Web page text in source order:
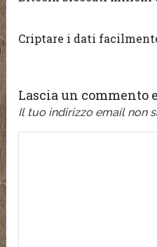
Criptare i dati
Lascia un commento
Il tuo indirizzo email non